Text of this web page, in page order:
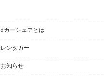
dカーシェアとは
レンタカー
お知らせ